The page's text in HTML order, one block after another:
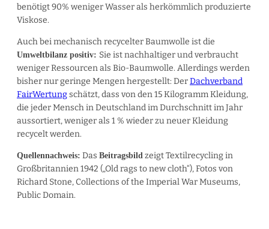
benötigt 90% weniger Wasser als herkömmlich produzierte
Viskose.
Auch bei mechanisch recycelter Baumwolle ist die
Umweltbilanz positiv: Sie ist nachhaltiger und verbraucht
weniger Ressourcen als Bio-Baumwolle. Allerdings werden
bisher nur geringe Mengen hergestellt: DerDachverband
FairWertungschätzt, dass von den 15 Kilogramm Kleidung,
die jeder Mensch in Deutschland im Durchschnitt im Jahr
aussortiert, weniger als 1 % wieder zu neuer Kleidung
recycelt werden.
Quellennachweis: Das Beitragsbild zeigt Textilrecycling in
Großbritannien 1942 („Old rags to new cloth“), Fotos von
Richard Stone, Collections of the Imperial War Museums,
Public Domain.